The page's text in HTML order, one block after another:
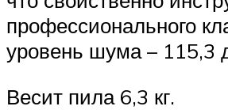
профессионального
уровень шума – 115,3
Весит пила 6,3 кг.